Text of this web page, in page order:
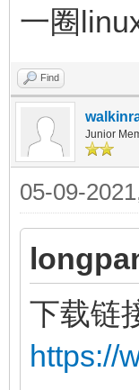
一圈
Find
Junior
05-09-
下载链
https://